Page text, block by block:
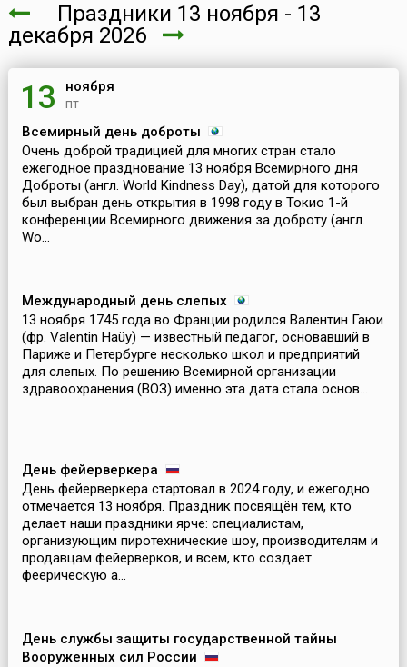
Праздники 13 ноября - 13
декабря 2026
13 ноября
пт
Всемирный день доброты
Очень доброй традицией для многих стран стало
ежегодное празднование 13 ноября Всемирного дня
Доброты (англ. World Kindness Day), датой для которого
был выбран день открытия в 1998 году в Токио 1-й
конференции Всемирного движения за доброту (англ.
Wo...
Международный день слепых
13 ноября 1745 года во Франции родился Валентин Гаюи
(фр. Valentin Haüy) — известный педагог, основавший в
Париже и Петербурге несколько школ и предприятий
для слепых. По решению Всемирной организации
здравоохранения (ВОЗ) именно эта дата стала основ...
День фейерверкера
День фейерверкера стартовал в 2024 году, и ежегодно
отмечается 13 ноября. Праздник посвящён тем, кто
делает наши праздники ярче: специалистам,
организующим пиротехнические шоу, производителям и
продавцам фейерверков, и всем, кто создаёт
феерическую а...
День службы защиты государственной тайны
Вооруженных сил России